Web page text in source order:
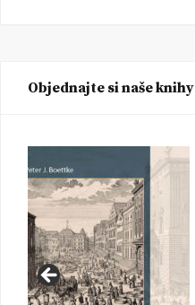
Objednajte si naše knihy